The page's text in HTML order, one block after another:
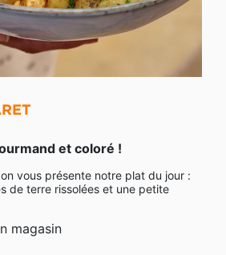
et coloré !
vous présente notre plat du jour :
de terre rissolées et une petite
magasin